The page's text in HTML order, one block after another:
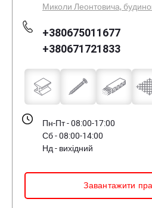
Миколи Леонтовича,
+380675011677
+380671721833
Пн-Пт - 08:00-17:00
Сб - 08:00-14:00
Нд - вихідний
Завантажити